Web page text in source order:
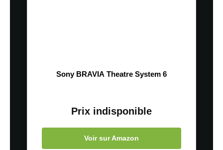
Sony BRAVIA Theatre System 6
Prix indisponible
Voir sur Amazon